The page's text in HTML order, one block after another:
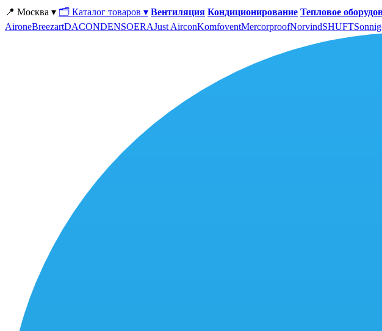
📍 Москва ▾ 🗂 Каталог товаров ▾ Вентиляция Кондиционирование Тепловое
AironeBreezartDACONDENSOERAJust AirconKomfoventMercorproofNorvindSHUFT